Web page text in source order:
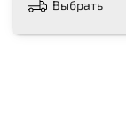
Выбрать